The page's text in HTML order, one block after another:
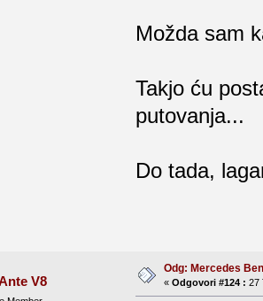
Možda sam
Takjo ću
putovanja...
Do tada,
V8
Odg: Mercedes
«Odgovori #124 : 27